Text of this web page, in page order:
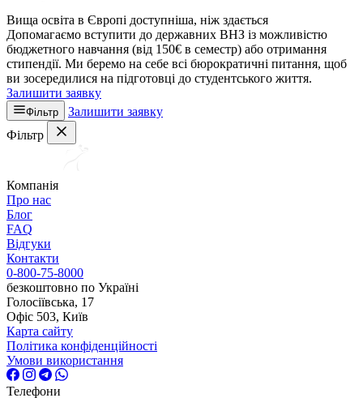
Вища освіта в Європі доступніша, ніж здається
Допомагаємо вступити до державних ВНЗ із можливістю
бюджетного навчання (від 150€ в семестр) або отримання
стипендії. Ми беремо на себе всі бюрократичні питання, щоб
ви зосередилися на підготовці до студентського життя.
Залишити заявку
Фільтр
Залишити заявку
Фільтр
Компанія
Про нас
Блог
FAQ
Відгуки
Контакти
0-800-75-8000
безкоштовно по Україні
Голосіївська, 17
Офіс 503, Київ
Карта сайту
Політика конфіденційності
Умови використання
Телефони